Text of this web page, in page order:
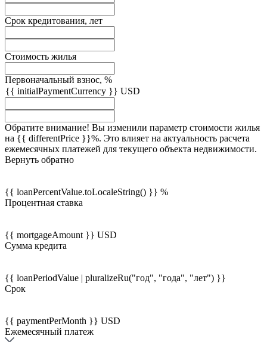
Срок кредитования, лет
Стоимость жилья
Первоначальный взнос, %
{{ initialPaymentCurrency }} USD
Обратите внимание! Вы изменили параметр стоимости жилья
на {{ differentPrice }}%. Это влияет на актуальность расчета
ежемесячных платежей для текущего объекта недвижимости.
Вернуть обратно
{{ loanPercentValue.toLocaleString() }} %
Процентная ставка
{{ mortgageAmount }} USD
Сумма кредита
{{ loanPeriodValue | pluralizeRu("год", "года", "лет") }}
Срок
{{ paymentPerMonth }} USD
Ежемесячный платеж